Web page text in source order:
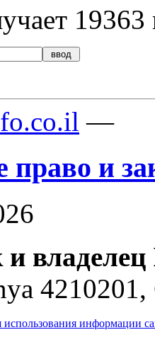
19363
—
право и
и
использования информации